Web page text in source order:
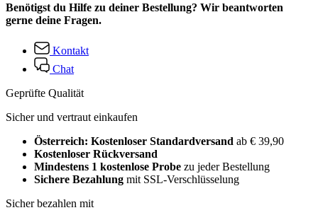
Benötigst du Hilfe zu deiner Bestellung? Wir beantworten
gerne deine Fragen.
Kontakt
Chat
Geprüfte Qualität
Sicher und vertraut einkaufen
Österreich: Kostenloser Standardversand ab € 39,90
Kostenloser Rückversand
Mindestens 1 kostenlose Probe zu jeder Bestellung
Sichere Bezahlung mit SSL-Verschlüsselung
Sicher bezahlen mit